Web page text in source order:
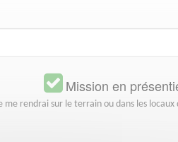
Mission en
me rendrai sur le terrain ou dans les locaux